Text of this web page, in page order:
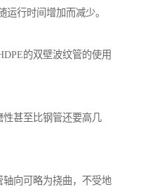
行时间增加而减少。
的双壁波纹管的使用
性甚至比钢管还要高几
向可略为挠曲，不受地